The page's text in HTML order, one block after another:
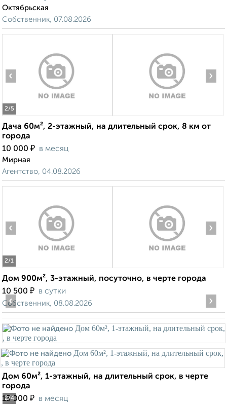
Октябрьская
Собственник, 07.08.2026
2/5
‹ ›
Дача 60м², 2-этажный, на длительный срок, 8 км от
города
10 000 ₽ в месяц
Мирная
Агентство, 04.08.2026
2/1
‹ ›
Дом 900м², 3-этажный, посуточно, в черте города
10 500 ₽ в сутки
Собственник, 08.08.2026
2/4
‹ ›
Дом 60м², 1-этажный, на длительный срок, в черте
города
15 000 ₽ в месяц